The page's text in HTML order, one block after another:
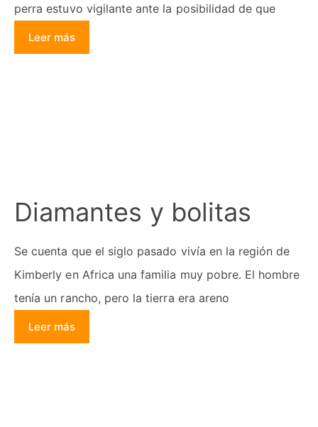
perra estuvo vigilante ante la posibilidad de que
Leer más
Diamantes y bolitas
Se cuenta que el siglo pasado vivía en la región de
Kimberly en Africa una familia muy pobre. El hombre
tenía un rancho, pero la tierra era areno
Leer más